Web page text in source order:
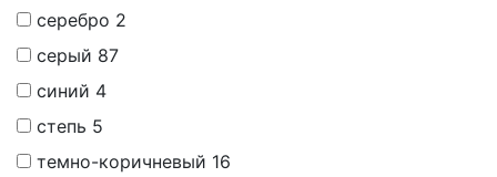
серебро 2
серый 87
синий 4
степь 5
темно-коричневый 16